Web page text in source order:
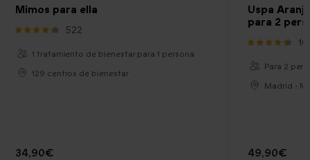
Mimos para ella
522
1 tratamiento de bienestar para 1 persona
129 centros de bienestar
34,90€
Uspa
para 2
Para 2 pers.
Madrid -
49,90€